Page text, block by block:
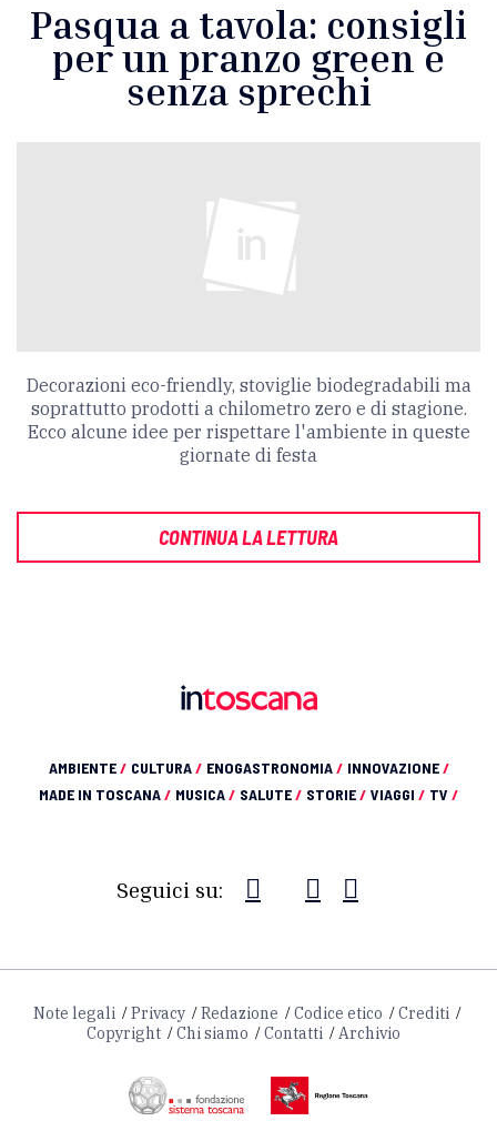
Pasqua a tavola: consigli
per un pranzo green e
senza sprechi
Decorazioni eco-friendly, stoviglie biodegradabili ma
soprattutto prodotti a chilometro zero e di stagione.
Ecco alcune idee per rispettare l'ambiente in queste
giornate di festa
CONTINUA LA LETTURA
AMBIENTE/ CULTURA/ ENOGASTRONOMIA/ INNOVAZIONE/
MADE IN TOSCANA/ MUSICA/ SALUTE/ STORIE/ VIAGGI / TV /
Seguici su:
Note legali Privacy Redazione Codice etico
Crediti
Copyright
Chi siamo Contatti Archivio